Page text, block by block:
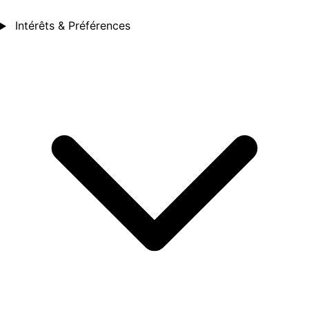
Intérêts & Préférences